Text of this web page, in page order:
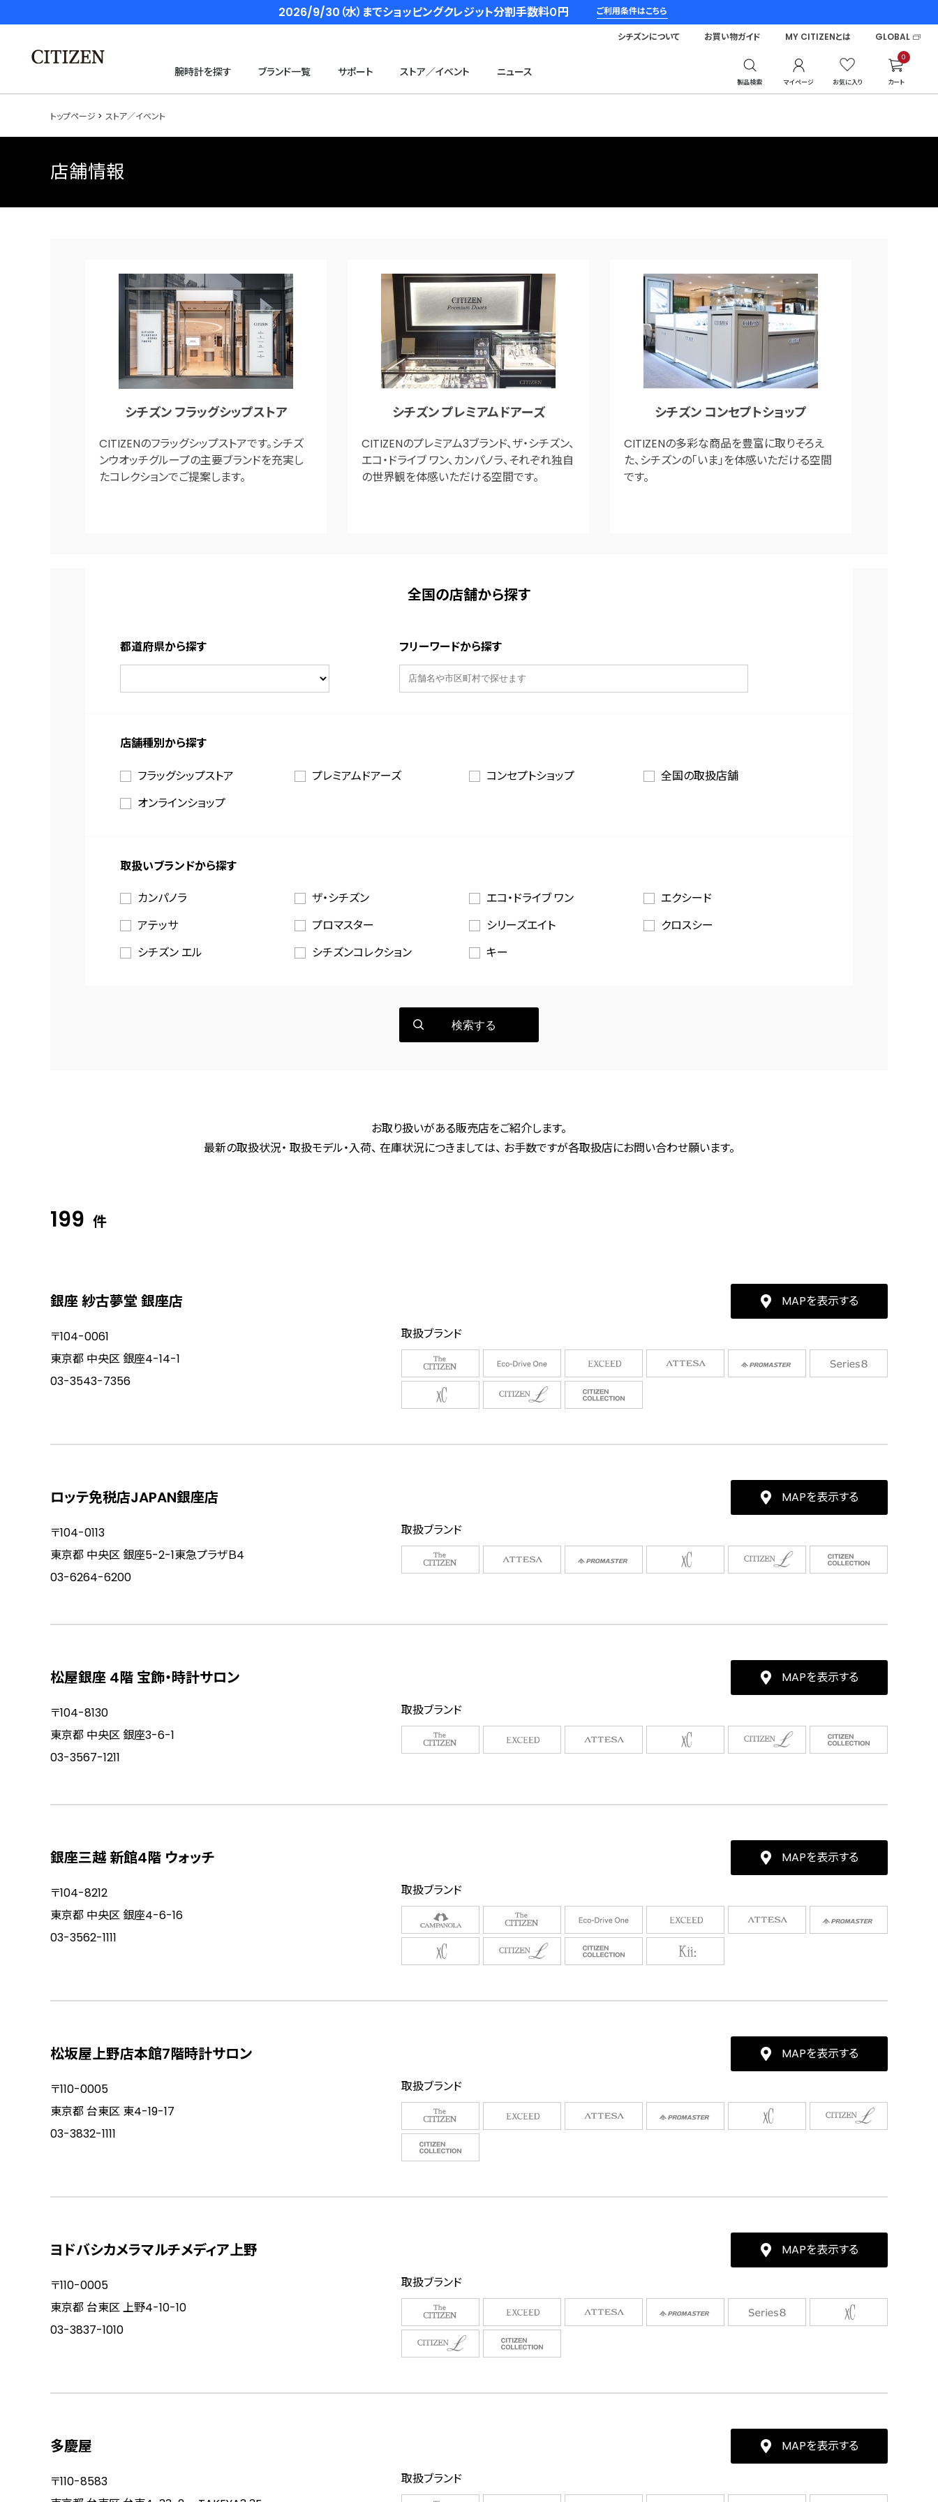
2026/9/30（水）までショッピングクレジット分割手数料０円 ご利用条件はこちら
腕時計を探す ブランド一覧 サポート ストア／イベント ニュース
製品検索 マイページ お気に入り
0
カート
シチズンについて お買い物ガイド MY CITIZENとは GLOBAL
トップページ ストア／イベント
店舗情報
シチズン フラッグシップストア
CITIZENのフラッグシップストアです。シチズ
ンウオッチグループの主要ブランドを充実し
たコレクションでご提案します。
シチズン プレミアムドアーズ
CITIZENのプレミアム3ブランド、ザ・シチズン、
エコ・ドライブ ワン、カンパノラ、それぞれ独自
の世界観を体感いただける空間です。
シチズン コンセプトショップ
CITIZENの多彩な商品を豊富に取りそろえ
た、シチズンの「いま」を体感いただける空間
です。
全国の店舗から探す
都道府県から探す フリーワードから探す
店舗種別から探す
フラッグシップストア プレミアムドアーズ コンセプトショップ
全国の取扱店舗
オンラインショップ
取扱いブランドから探す
カンパノラ ザ・シチズン エコ・ドライブ ワン
エクシード
アテッサ
プロマスター シリーズエイト
クロスシー
シチズン エル
シチズンコレクション キー
検索する
お取り扱いがある販売店をご紹介します。
最新の取扱状況・ 取扱モデル・入荷、 在庫状況につきましては、 お手数ですが各取扱店にお問い合わせ願います。
199 件
銀座 紗古夢堂 銀座店 MAPを表示する
〒104-0061
東京都 中央区 銀座4-14-1
03-3543-7356
取扱ブランド
ロッテ免税店JAPAN銀座店 MAPを表示する
〒104-0113
東京都 中央区 銀座5-2-1東急プラザＢ4
03-6264-6200
取扱ブランド
松屋銀座 4階 宝飾・時計サロン MAPを表示する
〒104-8130
東京都 中央区 銀座3-6-1
03-3567-1211
取扱ブランド
銀座三越 新館4階 ウォッチ MAPを表示する
〒104-8212
東京都 中央区 銀座4-6-16
03-3562-1111
取扱ブランド
松坂屋上野店本館7階時計サロン MAPを表示する
〒110-0005
東京都 台東区 東4-19-17
03-3832-1111
取扱ブランド
ヨドバシカメラマルチメディア上野 MAPを表示する
〒110-0005
東京都 台東区 上野4-10-10
03-3837-1010
取扱ブランド
多慶屋 MAPを表示する
〒110-8583
取扱ブランド